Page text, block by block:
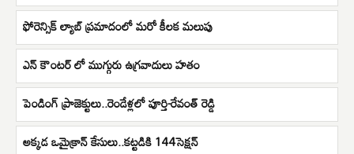
ఫోరెన్సిక్ ల్యాబ్ ప్రమాదంలో మరో కీలక మలుపు
ఎన్ కౌంటర్ లో ముగ్గురు ఉగ్రవాదులు హతం
పెండింగ్ ప్రాజెక్టులు..రెండేళ్లలో పూర్తి-రేవంత్ రెడ్డి
అక్కడ ఒమైక్రాన్ కేసులు..కట్టడికి 144సెక్షన్